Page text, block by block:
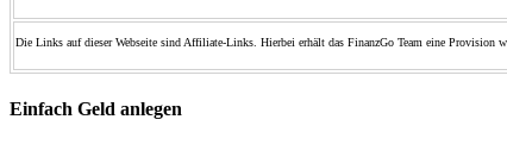
Die Links auf dieser Webseite sind Affiliate-Links. Hierbei erhält das FinanzGo Team eine
Einfach Geld anlegen